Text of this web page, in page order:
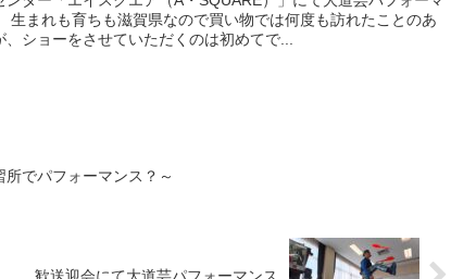
生まれも育ちも滋賀県なので買い物では何度も訪れたことのあ
ショーをさせていただくのは初めてで...
でパフォーマンス？～